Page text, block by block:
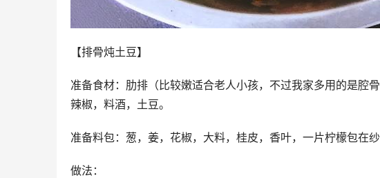
【排骨炖土豆】
准备食材：肋排（比较嫩适合老人小孩，不过我家多用的是腔
辣椒，料酒，土豆。
准备料包：葱，姜，花椒，大料，桂皮，香叶，一片柠檬包在纱
做法：